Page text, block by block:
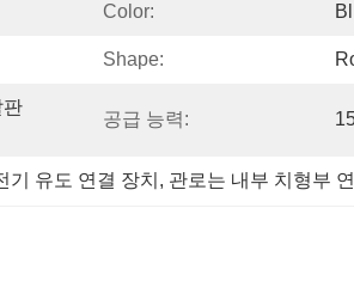
Color:
Shape:
판
공급 능력:
기 유도 연결 장치 , 관로는 내부 치형부